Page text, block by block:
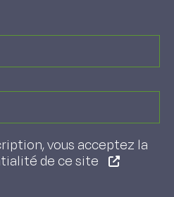
vous acceptez la
de ce site